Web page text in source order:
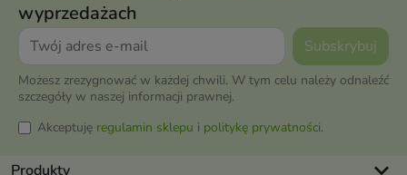
wyprzedażach
Możesz zrezygnować w każdej chwili. W tym celu należy odnaleźć
szczegóły w naszej informacji prawnej.
Akceptuję regulamin sklepu i politykę prywatności.
Produkty